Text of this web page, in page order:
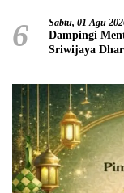
6 Sabtu, 01 Agu
Dampingi
Sriwijaya